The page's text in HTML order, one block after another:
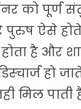
को पूर्ण
ऐसे
है और
हो
मिल पाती